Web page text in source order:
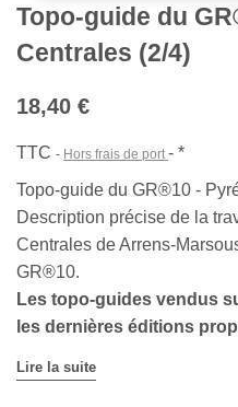
Topo-guide du
Centrales (2/4)
18,40 €
TTC Hors frais de port
*
Topo-guide du GR®10 -
Description précise de la
Centrales de Arrens-
GR®10.
Les topo-guides vendus
les dernières éditions
Lire la suite